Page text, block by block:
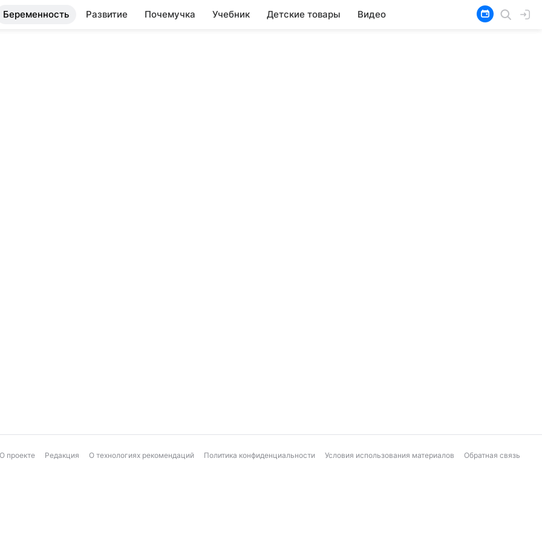
Беременность Развитие Почемучка Учебник Детские товары Видео
О проекте Редакция О технологиях рекомендаций Политика конфиденциальности Условия использования материалов Обратная связь